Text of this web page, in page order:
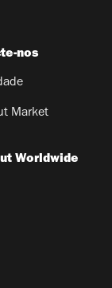
nos
Market
Worldwide